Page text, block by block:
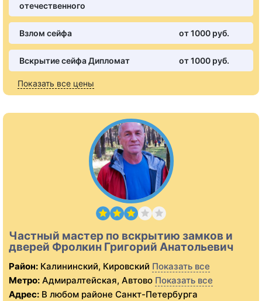
отечественного
Взлом сейфа от 1000 pуб.
Вскрытие сейфа Дипломат от 1000 pуб.
Показать все цены
Частный мастер по вскрытию замков и
дверей Фролкин Григорий Анатольевич
Район: Калининский, Кировский Показать все
Метро: Адмиралтейская, Автово Показать все
Адрес: В любом районе Санкт-Петербурга